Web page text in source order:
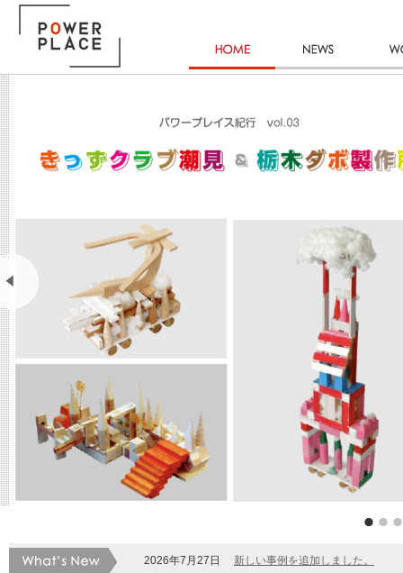
HOME NEWS
2026年7月27日 新しい事例を追加しました。